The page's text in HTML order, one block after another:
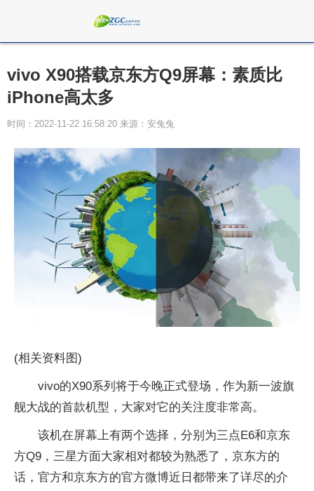
vivo X90搭载京东方Q9屏幕：素质比
iPhone高太多
时间：2022-11-22 16:58:20 来源：安兔兔
(相关资料图)
vivo的X90系列将于今晚正式登场，作为新一波旗
舰大战的首款机型，大家对它的关注度非常高。
该机在屏幕上有两个选择，分别为三点E6和京东
方Q9，三星方面大家相对都较为熟悉了，京东方的
话，官方和京东方的官方微博近日都带来了详尽的介